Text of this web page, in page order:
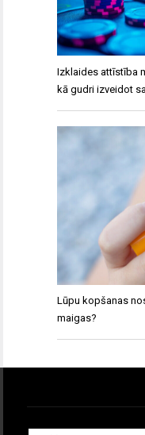
Izklaides attīstība
kā gudri izveidot
Lūpu kopšanas
maigas?